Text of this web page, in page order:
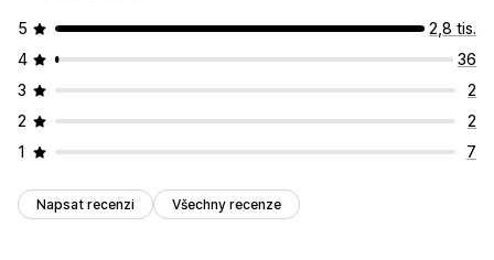
5
2,8 tis.
4
36
3
2
2
2
1
7
Napsat recenzi Všechny recenze